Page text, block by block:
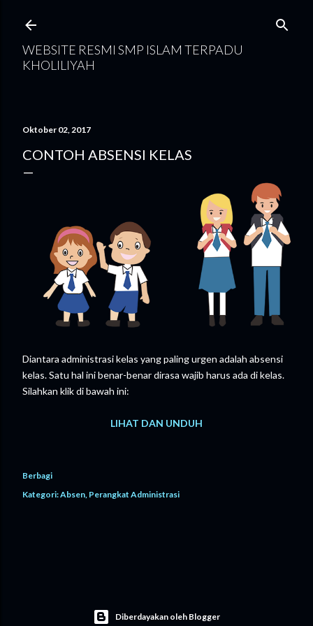
WEBSITE RESMI SMP ISLAM TERPADU
KHOLILIYAH
Oktober 02, 2017
CONTOH ABSENSI KELAS
Diantara administrasi kelas yang paling urgen adalah absensi
kelas. Satu hal ini benar-benar dirasa wajib harus ada di kelas.
Silahkan klik di bawah ini:
LIHAT DAN UNDUH
Berbagi
Kategori:Absen Perangkat Administrasi
Diberdayakan oleh Blogger